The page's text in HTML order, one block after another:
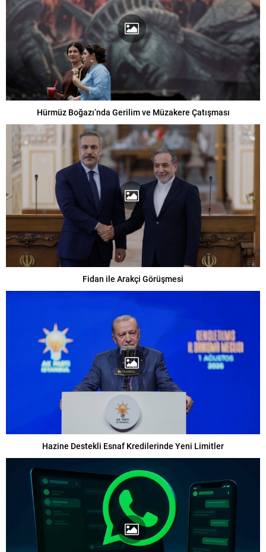
Hürmüz Boğazı’nda Gerilim ve Müzakere Çatışması
Fidan ile Arakçi Görüşmesi
Hazine Destekli Esnaf Kredilerinde Yeni Limitler